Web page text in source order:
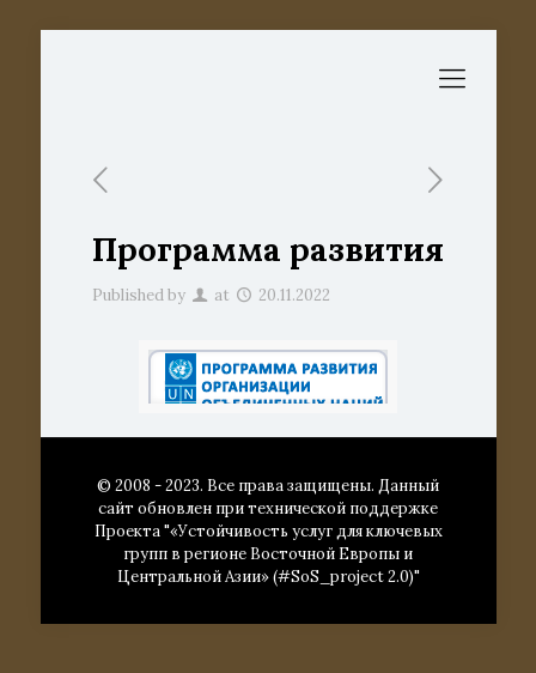
Программа развития
Published by at 20.11.2022
© 2008 - 2023. Все права защищены. Данный
сайт обновлен при технической поддержке
Проекта "«Устойчивость услуг для ключевых
групп в регионе Восточной Европы и
Центральной Азии» (#SoS_project 2.0)"